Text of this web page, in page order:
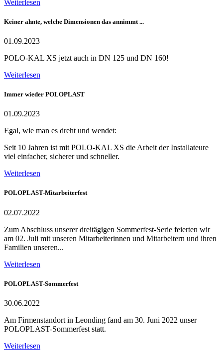
Weiterlesen
Keiner ahnte, welche Dimensionen das annimmt ...
01.09.2023
POLO-KAL XS jetzt auch in DN 125 und DN 160!
Weiterlesen
Immer wieder POLOPLAST
01.09.2023
Egal, wie man es dreht und wendet:
Seit 10 Jahren ist mit POLO-KAL XS die Arbeit der Installateure
viel einfacher, sicherer und schneller.
Weiterlesen
POLOPLAST-Mitarbeiterfest
02.07.2022
Zum Abschluss unserer dreitägigen Sommerfest-Serie feierten wir
am 02. Juli mit unseren Mitarbeiterinnen und Mitarbeitern und ihren
Familien unseren...
Weiterlesen
POLOPLAST-Sommerfest
30.06.2022
Am Firmenstandort in Leonding fand am 30. Juni 2022 unser
POLOPLAST-Sommerfest statt.
Weiterlesen